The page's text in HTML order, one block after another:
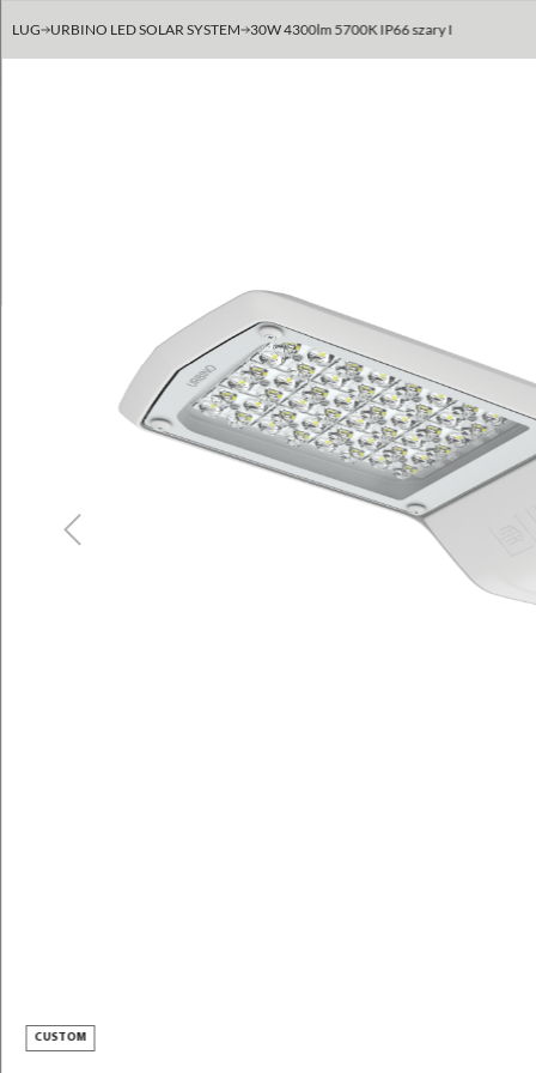
LUG URBINO LED SOLAR SYSTEM 30W 4300lm 5700K IP66 szary I
Previous
CUSTOM
Next